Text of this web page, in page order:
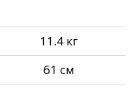
11.4 кг
61 см